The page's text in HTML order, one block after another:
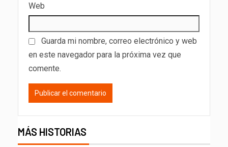
Web
Guarda mi nombre, correo electrónico y web
en este navegador para la próxima vez que
comente.
MÁS HISTORIAS